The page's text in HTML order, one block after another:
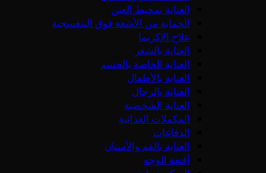
العناية بمحيط العين
الحماية من الأشعة فوق البنفسجية
علاج الإكزيما
العناية بالشعر
العناية الخاصة بالجسم
العناية بالأطفال
العناية بالرجال
العناية الشخصية
المكملات الغذائية
الدفاعات
العناية بالفم والأسنان
أقنعة الوجه